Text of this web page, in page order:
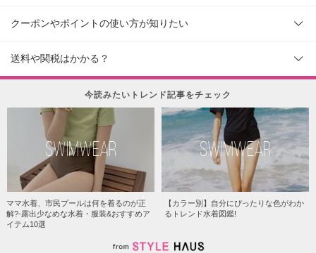
クーポンやポイントの使い方が知りたい
送料や関税はかかる？
今読みたいトレンド記事をチェック
SWIMWEAR
ママ水着、市民プールは何を着るのが正
解?-露出少なめな水着・服装&おすすめア
イテム10選
SWIMWEAR
【カラー別】自分にぴったりな色がわか
るトレンド水着図鑑!